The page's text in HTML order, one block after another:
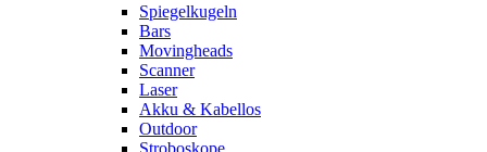
Spiegelkugeln
Bars
Movingheads
Scanner
Laser
Akku & Kabellos
Outdoor
Stroboskope